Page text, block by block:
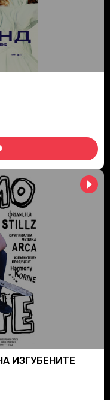
ИЗГУБЕНИТЕ